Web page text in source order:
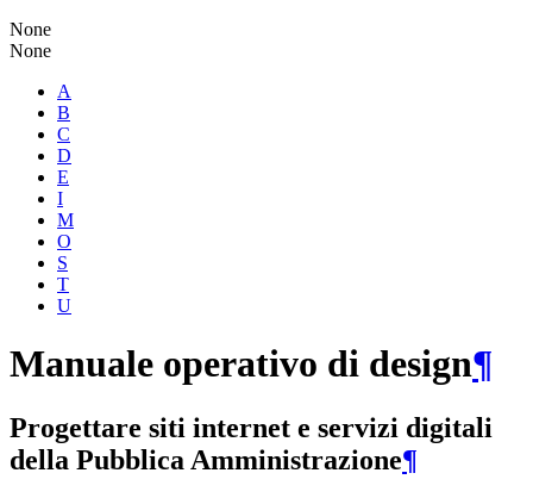
None
None
A
B
C
D
E
I
M
O
S
T
U
Manuale operativo di design¶
Progettare siti internet e servizi digitali
della Pubblica Amministrazione¶